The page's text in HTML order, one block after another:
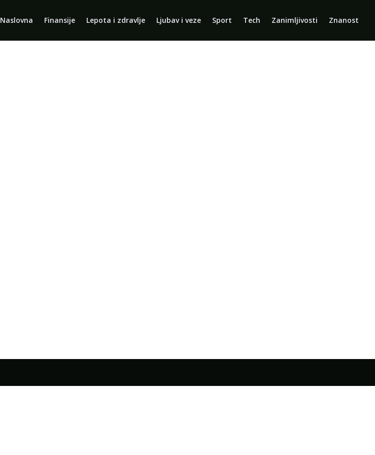
Naslovna Finansije Lepota i zdravlje Ljubav i veze Sport Tech Zanimljivosti Znanost